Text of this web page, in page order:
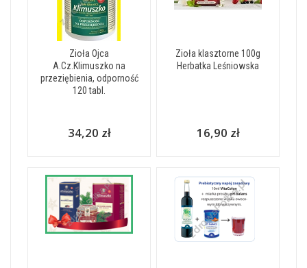
Zioła Ojca
A.Cz.Klimuszko na
przeziębienia, odporność
120 tabl.
34,20 zł
Zioła klasztorne 100g
Herbatka Leśniowska
16,90 zł